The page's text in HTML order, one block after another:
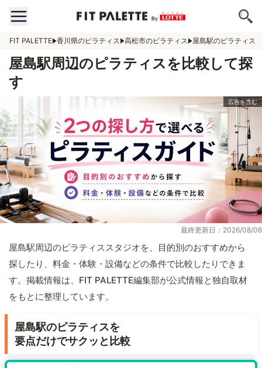
FIT PALETTE 香川県のピラティス 高松市のピラティス 屋島駅のピラティス
屋島駅周辺のピラティスを比較して探
す
最終更新日：2026/08/06
屋島駅周辺のピラティススタジオを、目的別のおすすめから
探したり、料金・体験・設備などの条件で比較したりできま
す。掲載情報は、FIT PALETTE編集部が公式情報と独自取材
をもとに整理しています。
屋島駅のピラティスを
要点だけでサクッと比較